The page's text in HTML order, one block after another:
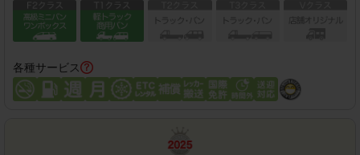
各種サービス